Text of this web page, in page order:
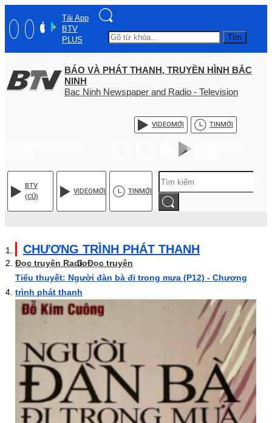
Tải App
BTV
PLUS
Tìm
BÁO VÀ PHÁT THANH, TRUYỀN HÌNH BẮC
NINH
Bac Ninh Newspaper and Radio - Television
VIDEOMỚI TINMỚI
BTV
(CŨ)
VIDEOMỚI TINMỚI
CHƯƠNG TRÌNH PHÁT THANH
Đọc truyện RadioĐọc truyện
Tiểu thuyết: Người đàn bà đi trong mưa (P12) - Chương
trình phát thanh